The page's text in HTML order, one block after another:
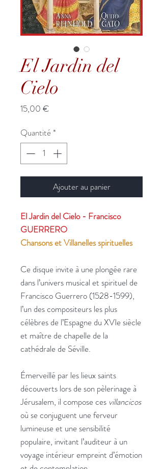
El Jardin del
Cielo
15,00 €
Quantité*
Ajouter au panier
El Jardin del Cielo - Francisco
GUERRERO
Chansons et Villanelles spirituelles
Ce disque invite à une plongée rare
dans l’univers musical et spirituel de
Francisco Guerrero (1528-1599),
l’un des compositeurs les plus
célèbres de l’Espagne du XVIe siècle
et maître de chapelle de la
cathédrale de Séville.
Émerveillé par les lieux saints
découverts lors de son pèlerinage à
Jérusalem, il compose ces villancicos
où se conjuguent une ferveur
lumineuse et une sensibilité
populaire, invitant l’auditeur à un
voyage intérieur empreint d’émotion